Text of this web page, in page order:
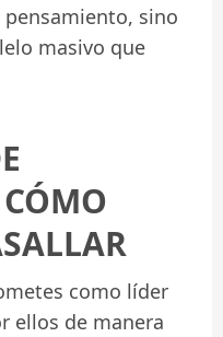
pensamiento, sino
masivo que
como líder
ellos de manera